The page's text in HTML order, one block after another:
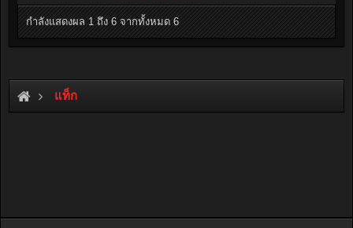
กำลังแสดงผล 1 ถึง 6 จากทั้งหมด 6
แท็ก